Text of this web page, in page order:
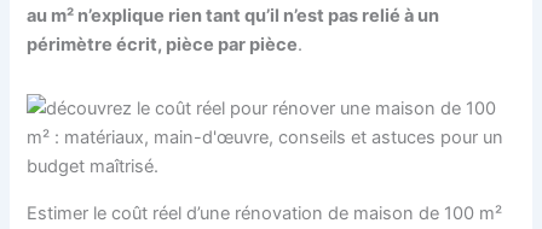
au m² n’explique rien tant qu’il n’est pas relié à un
périmètre écrit, pièce par pièce.
Estimer le coût réel d’une rénovation de maison de 100 m²